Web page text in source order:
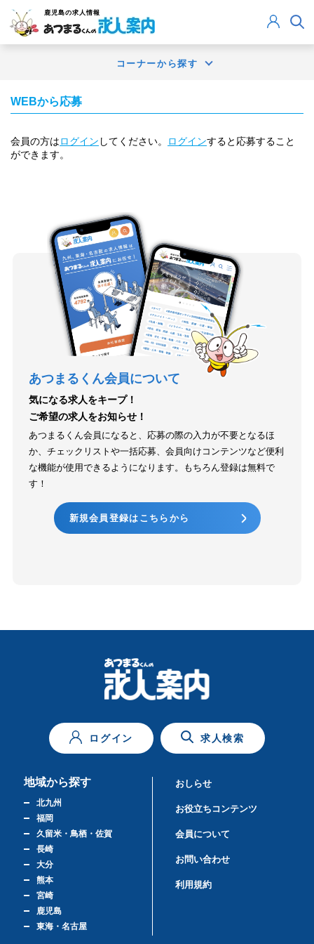
鹿児島の求人情報
コーナーから探す
WEBから応募
会員の方はログイン してください。 ログインすると応募すること
ができます。
あつまるくん会員について
気になる求人をキープ！
ご希望の求人をお知らせ！
あつまるくん会員になると、応募の際の入力が不要となるほ
か、チェックリストや一括応募、会員向けコンテンツなど便利
な機能が使用できるようになります。もちろん登録は無料で
す！
新規会員登録はこちらから
ログイン 求人検索
地域から探す
北九州
福岡
久留米・鳥栖・佐賀
長崎
大分
熊本
宮崎
鹿児島
東海・名古屋
おしらせ
お役立ちコンテンツ
会員について
お問い合わせ
利用規約